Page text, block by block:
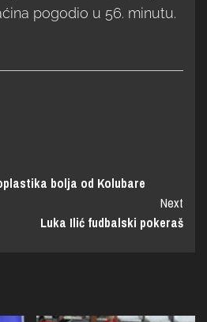
pogodio u 56. minutu.
bolja od Kolubare
Next
Luka Ilić fudbalski pokeraš